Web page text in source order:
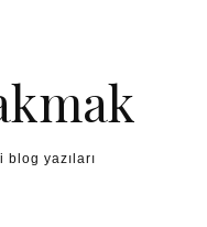
yazıları